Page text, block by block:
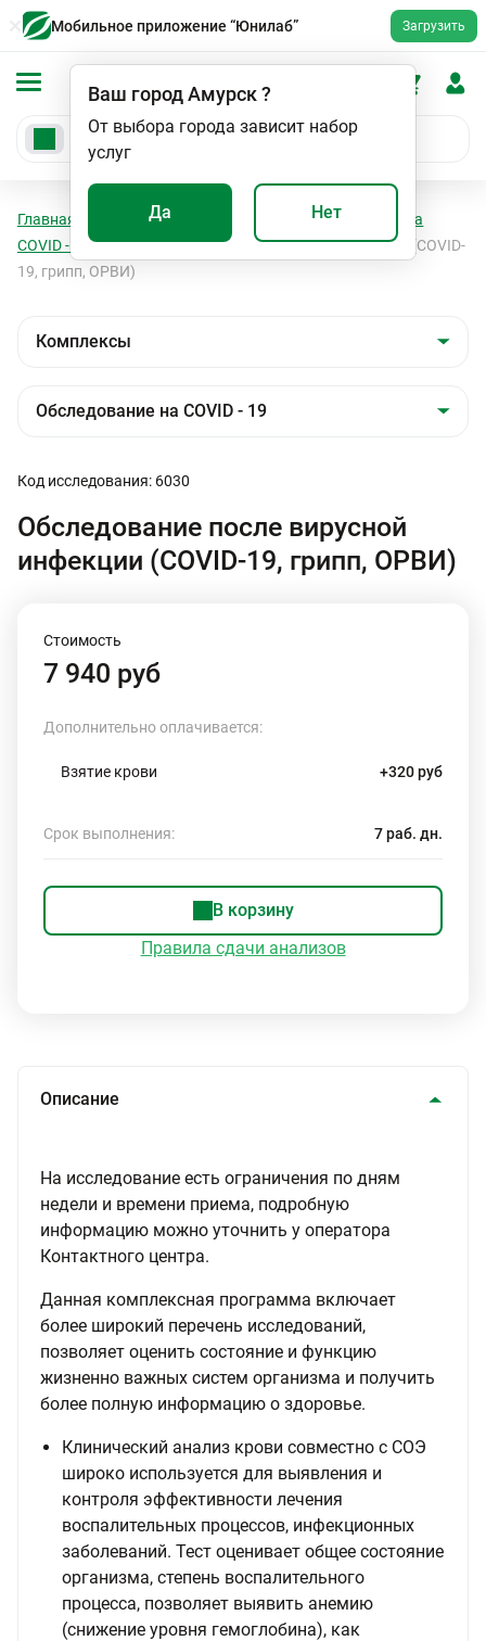
Мобильное приложение “Юнилаб” Загрузить
Ваш городАмурск?
От выбора города зависит набор
услуг
Да Нет
Главная Анализы
Обследование на
COVID - 19
Обследование после вирусной инфекции (COVID-
19, грипп, ОРВИ)
Код исследования: 6030
Обследование после вирусной
инфекции (COVID-19, грипп, ОРВИ)
Стоимость
7 940 руб
Дополнительно оплачивается:
Взятие крови +320 руб
Срок выполнения: 7 раб. дн.
В корзину
Правила сдачи анализов
Описание
На исследование есть ограничения по дням
недели и времени приема, подробную
информацию можно уточнить у оператора
Контактного центра.
Данная комплексная программа включает
более широкий перечень исследований,
позволяет оценить состояние и функцию
жизненно важных систем организма и получить
более полную информацию о здоровье.
Клинический анализ крови совместно с СОЭ
широко используется для выявления и
контроля эффективности лечения
воспалительных процессов, инфекционных
заболеваний. Тест оценивает общее состояние
организма, степень воспалительного
процесса, позволяет выявить анемию
(снижение уровня гемоглобина), как